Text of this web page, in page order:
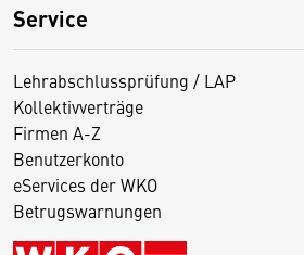
Service
Lehrabschlussprüfung / LAP
Kollektivverträge
Firmen A-Z
Benutzerkonto
eServices der WKO
Betrugswarnungen